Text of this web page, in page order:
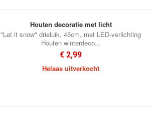
Houten decoratie met licht
"Let it snow" drieluik, 45cm, met LED-verlichting
Houten winterdeco...
€ 2,99
Helaas uitverkocht